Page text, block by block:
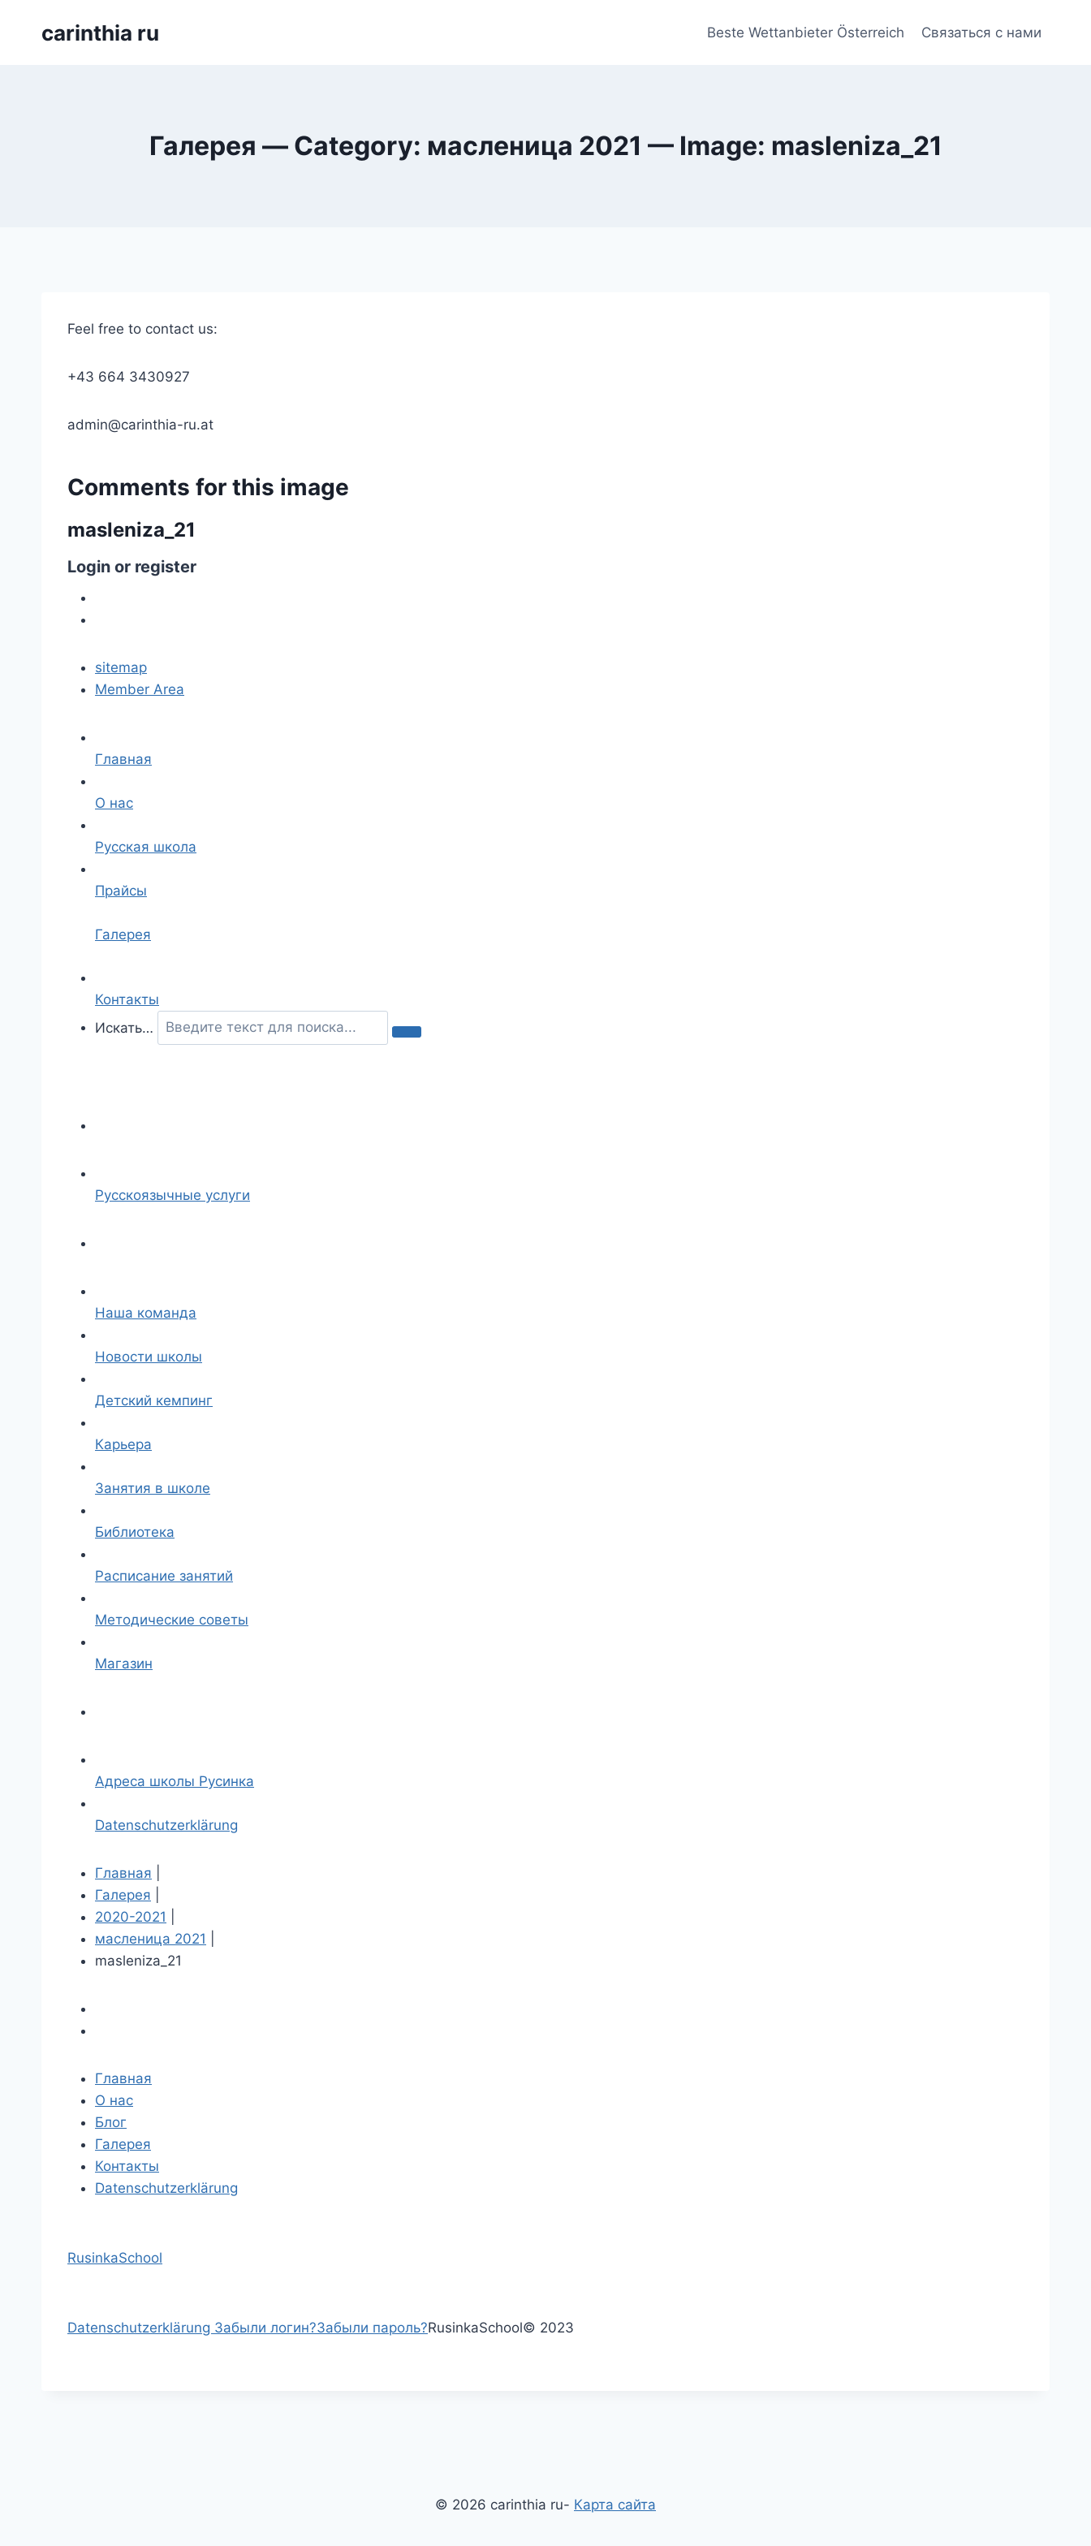
carinthia ru Beste Wettanbieter Österreich Связаться с нами
Галерея — Category: масленица 2021 — Image: masleniza_21
Feel free to contact us:
+43 664 3430927
admin@carinthia-ru.at
Comments for this image
masleniza_21
Login or register
sitemap
Member Area
Главная
О нас
Русская школа
Прайсы
Галерея
Контакты
Искать…
Русскоязычные услуги
Наша команда
Новости школы
Детский кемпинг
Карьера
Занятия в школе
Библиотека
Расписание занятий
Методические советы
Магазин
Адреса школы Русинка
Datenschutzerklärung
Главная
Галерея
2020-2021
масленица 2021
masleniza_21
Главная
О нас
Блог
Галерея
Контакты
Datenschutzerklärung
RusinkaSchool
Datenschutzerklärung Забыли логин?Забыли пароль?RusinkaSchool© 2023
© 2026 carinthia ru- Карта сайта